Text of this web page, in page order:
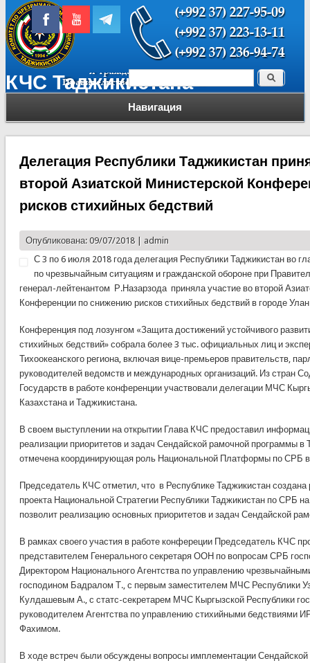
КЧС Таджикистана
Навигация
Форма поиска Поиск
Делегация Республики Таджикистан
второй Азиатской Министерской
рисков стихийных бедствий
Опубликована: 09/07/2018 | admin
С 3 по 6 июля 2018 года делегация Республики Таджикистан во
по чрезвычайным ситуациям и гражданской обороне при
генерал-лейтенантом Р.Назарзода приняла участие во второй
Конференции по снижению рисков стихийных бедствий в городе
Конференция под лозунгом «Защита достижений устойчивого
стихийных бедствий» собрала более 3 тыс. официальных лиц и
Тихоокеанского региона, включая вице-премьеров правительств,
руководителей ведомств и международных организаций. Из стран
Государств в работе конференции участвовали делегации МЧС
Казахстана и Таджикистана.
В своем выступлении на открытии Глава КЧС предоставил
реализации приоритетов и задач Сендайской рамочной программы в
отмечена координирующая роль Национальной Платформы по СРБ
Председатель КЧС отметил, что в Республике Таджикистан создана
проекта Национальной Стратегии Республики Таджикистан по СРБ
позволит реализацию основных приоритетов и задач Сендайской
В рамках своего участия в работе конфереции Председатель КЧС
представителем Генерального секретаря ООН по вопросам СРБ
Директором Национального Агентства по управлению
господином Бадралом Т., с первым заместителем МЧС Республики
Кулдашевым А., с статс-секретарем МЧС Кыргызской Республики
руководителем Агентства по управлению стихийными бедствиями
Фахимом.
В ходе встреч были обсуждены вопросы имплементации